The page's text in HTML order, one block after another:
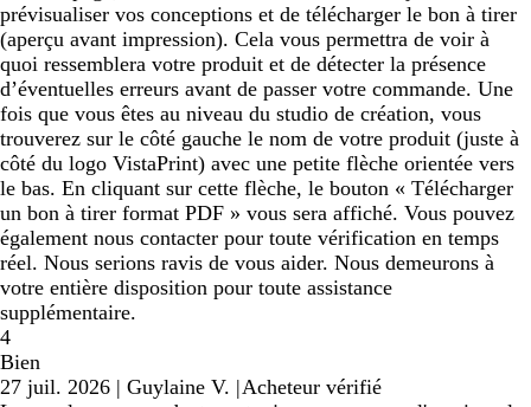
prévisualiser vos conceptions et de télécharger le bon à tirer
(aperçu avant impression). Cela vous permettra de voir à
quoi ressemblera votre produit et de détecter la présence
d’éventuelles erreurs avant de passer votre commande. Une
fois que vous êtes au niveau du studio de création, vous
trouverez sur le côté gauche le nom de votre produit (juste à
côté du logo VistaPrint) avec une petite flèche orientée vers
le bas. En cliquant sur cette flèche, le bouton « Télécharger
un bon à tirer format PDF » vous sera affiché. Vous pouvez
également nous contacter pour toute vérification en temps
réel. Nous serions ravis de vous aider. Nous demeurons à
votre entière disposition pour toute assistance
supplémentaire.
4
Bien
27 juil. 2026 | Guylaine V. |Acheteur vérifié